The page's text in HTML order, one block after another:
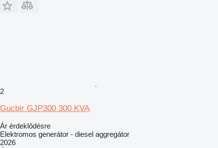
2
Gucbir GJP300 300 KVA
Ár érdeklődésre
Elektromos generátor - diesel aggregátor
2026